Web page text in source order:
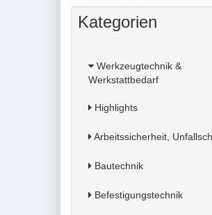
Kategorien
Werkzeugtechnik &
Werkstattbedarf
Highlights
Arbeitssicherheit,
Bautechnik
Befestigungstechnik